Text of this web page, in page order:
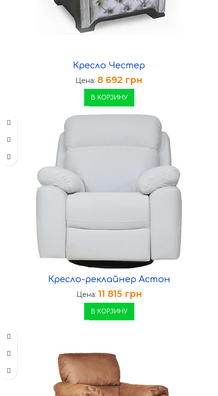
Кресло Честер
Цена: 8 692 грн
В КОРЗИНУ
Кресло-реклайнер Астон
Цена: 11 815 грн
В КОРЗИНУ